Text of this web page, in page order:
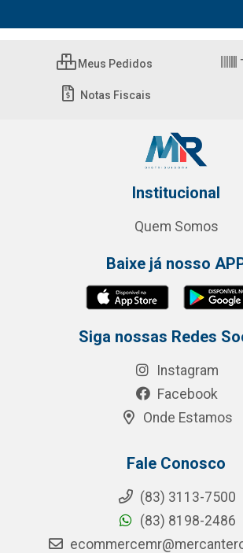
Meus Pedidos
Notas Fiscais
Institucional
Quem Somos
Baixe já nosso
Siga nossas Redes
Instagram
Facebook
Onde Estamos
Fale Conosco
(83) 3113-7500
(83) 8198-2486